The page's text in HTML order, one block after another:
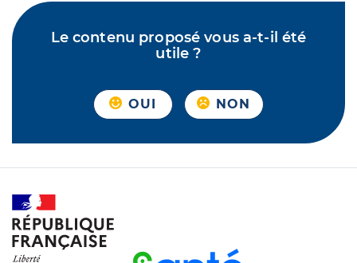
Le contenu proposé vous a-t-il été
utile ?
OUI NON